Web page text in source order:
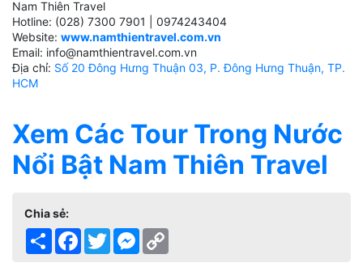
Nam Thiên Travel
Hotline: (028) 7300 7901 | 0974243404
Website: www.namthientravel.com.vn
Email: info@namthientravel.com.vn
Địa chỉ: Số 20 Đông Hưng Thuận 03, P. Đông Hưng Thuận, TP.
HCM
Xem Các Tour Trong Nước
Nổi Bật Nam Thiên Travel
Chia sẻ:
Share Facebook
TwitterMessenger